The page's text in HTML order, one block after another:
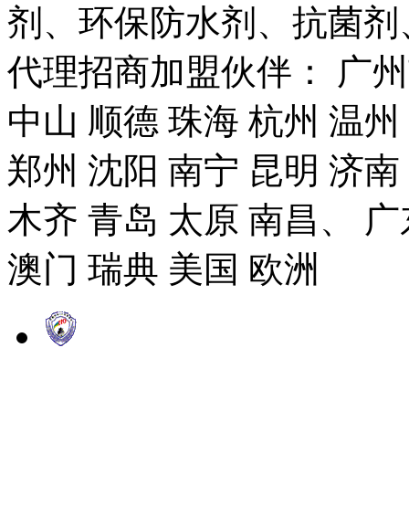
剂、环保防水剂、抗菌
代理招商加盟伙伴： 广
中山 顺德 珠海 杭州 温
郑州 沈阳 南宁 昆明 济
木齐 青岛 太原 南昌、
澳门 瑞典 美国 欧洲